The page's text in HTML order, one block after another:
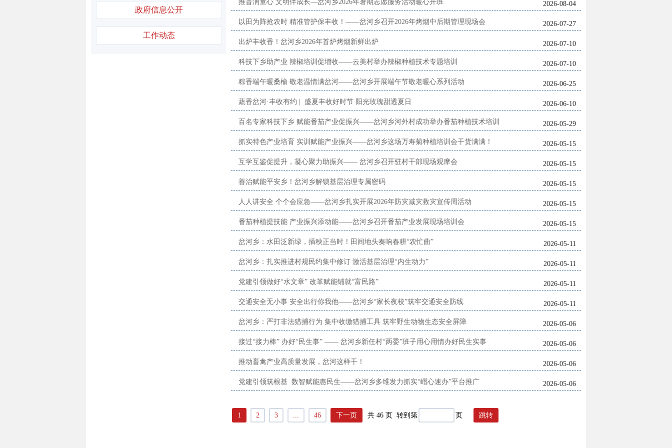
政府信息公开
工作动态
推普润童心 文明伴成长—岔河乡2026年暑期志愿服务活动暖心开班 2026-08-04
以田为阵抢农时 精准管护保丰收！——岔河乡召开2026年烤烟中后期管理现场会 2026-07-27
出炉丰收香！岔河乡2026年首炉烤烟新鲜出炉 2026-07-10
科技下乡助产业 辣椒培训促增收——云美村举办辣椒种植技术专题培训 2026-07-10
粽香端午暖桑榆 敬老温情满岔河——岔河乡开展端午节敬老暖心系列活动 2026-06-25
蔬香岔河·丰收有约 | 盛夏丰收好时节 阳光玫瑰甜透夏日 2026-06-10
百名专家科技下乡 赋能番茄产业促振兴——岔河乡河外村成功举办番茄种植技术培训 2026-05-29
抓实特色产业培育 实训赋能产业振兴——岔河乡这场万寿菊种植培训会干货满满！ 2026-05-15
互学互鉴促提升，凝心聚力助振兴—— 岔河乡召开驻村干部现场观摩会 2026-05-15
善治赋能平安乡！岔河乡解锁基层治理专属密码 2026-05-15
人人讲安全 个个会应急——岔河乡扎实开展2026年防灾减灾救灾宣传周活动 2026-05-15
番茄种植提技能 产业振兴添动能——岔河乡召开番茄产业发展现场培训会 2026-05-15
岔河乡：水田泛新绿，插秧正当时！田间地头奏响春耕“农忙曲” 2026-05-11
岔河乡：扎实推进村规民约集中修订 激活基层治理“内生动力” 2026-05-11
党建引领做好“水文章” 改革赋能铺就“富民路” 2026-05-11
交通安全无小事 安全出行你我他——岔河乡“家长夜校”筑牢交通安全防线 2026-05-11
岔河乡：严打非法猎捕行为 集中收缴猎捕工具 筑牢野生动物生态安全屏障 2026-05-06
接过“接力棒” 办好“民生事” —— 岔河乡新任村“两委”班子用心用情办好民生实事 2026-05-06
推动畜禽产业高质量发展，岔河这样干！ 2026-05-06
党建引领筑根基 数智赋能惠民生——岔河乡多维发力抓实“嶍心速办”平台推广 2026-05-06
1 2 3 ... 46 下一页 共 46 页 转到第 页